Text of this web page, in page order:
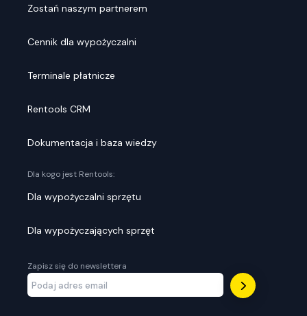
Zostań naszym partnerem
Cennik dla wypożyczalni
Terminale płatnicze
Rentools CRM
Dokumentacja i baza wiedzy
Dla kogo jest Rentools:
Dla wypożyczalni sprzętu
Dla wypożyczających sprzęt
Zapisz się do newslettera